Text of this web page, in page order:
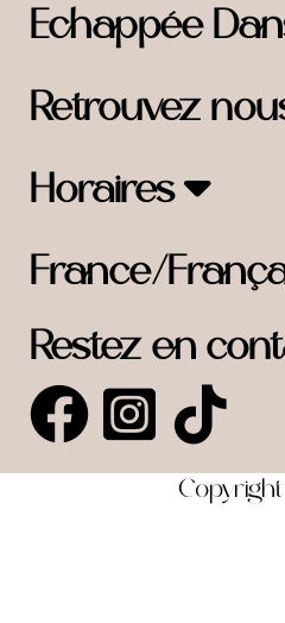
Echappée
Retrouvez
Horaires
France/
Restez en